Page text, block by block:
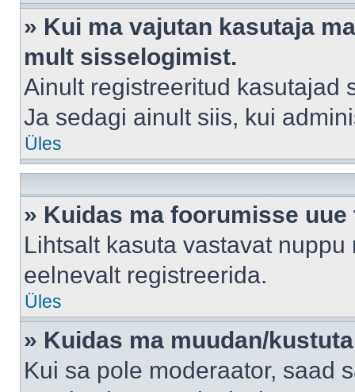
» Kui ma vajutan kasutaja
mult sisselogimist.
Ainult registreeritud kasutajad
Ja sedagi ainult siis, kui
Üles
» Kuidas ma foorumisse uue
Lihtsalt kasuta vastavat
eelnevalt registreerida.
Üles
» Kuidas ma muudan/
Kui sa pole moderaator, saad